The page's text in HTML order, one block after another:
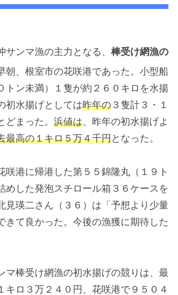
サンマ漁の主力となる、 棒受け網漁の
朝、根室市の花咲港であった。小型船
トン未満）１隻が約２６０キロを水揚
初水揚げとしては昨年の ３隻計３・１
どまった。 浜値は 、昨年の初水揚げよ
最高の１キロ５万４千円となった。
咲港に帰港した第５５錦隆丸（１９ト
めした発泡スチロール箱３６ケースを
見瑛二さん（３６）は「予想より少量
きて良かった。今後の漁獲に期待した
棒受け網漁の初水揚げの競りは、最
キロ３万２４０円、花咲港で９５０４